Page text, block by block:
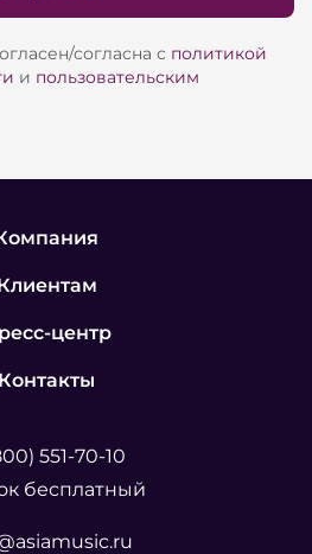
согласна с политикой
и пользовательским
центр
Контакты
551-70-10
бесплатный